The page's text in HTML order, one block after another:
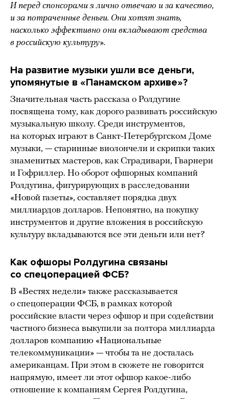
И перед спонсорами я лично отвечаю и за качество,
и за потраченные деньги. Они хотят знать,
насколько эффективно они вкладывают средства
в российскую культуру».
На развитие музыки ушли все деньги,
упомянутые в «Панамском архиве»?
Значительная часть рассказа о Ролдугине
посвящена тому, как дорого развивать российскую
музыкальную школу. Среди инструментов,
на которых играют в Санкт-Петербургском Доме
музыки, — старинные виолончели и скрипки таких
знаменитых мастеров, как Страдивари, Гварнери
и Гофриллер. Но оборот офшорных компаний
Ролдугина, фигурирующих в расследовании
«Новой газеты», составляет порядка двух
миллиардов долларов. Непонятно, на покупку
инструментов и другие вложения в российскую
культуру вкладываются все эти деньги или нет?
Как офшоры Ролдугина связаны
со спецоперацией ФСБ?
В «Вестях недели» также рассказывается
о спецоперации ФСБ, в рамках которой
российские власти через офшор и при содействии
частного бизнеса выкупили за полтора миллиарда
долларов компанию «Национальные
телекоммуникации» — чтобы та не досталась
американцам. При этом в сюжете не говорится
напрямую, имеет ли этот офшор какое-либо
отношение к компаниям Сергея Ролдугина,